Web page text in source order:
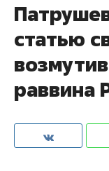
статью
раввина